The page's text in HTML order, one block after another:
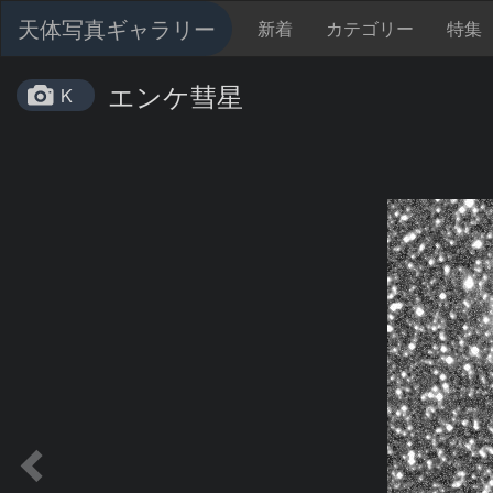
天体写真ギャラリー 新着 カテゴリー 特集
K エンケ彗星